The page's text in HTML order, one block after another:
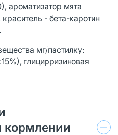
ароматизатор мята
- бета-каротин
мг/пастилку:
глицирризиновая
кормлении